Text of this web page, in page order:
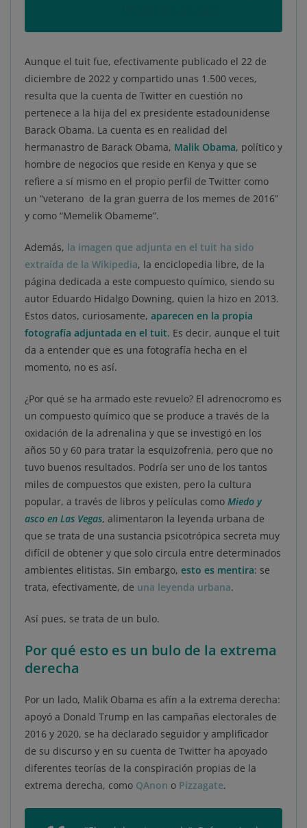
Aunque el tuit fue, efectivamente publicado el 22 de
diciembre de 2022 y compartido unas 1.500 veces,
resulta que la cuenta de Twitter en cuestión no
pertenece a la hija del ex presidente estadounidense
Barack Obama. La cuenta es en realidad del
hermanastro de Barack Obama, Malik Obama, político y
hombre de negocios que reside en Kenya y que se
refiere a sí mismo en el propio perfil de Twitter como
un “veterano de la gran guerra de los memes de 2016”
y como “Memelik Obameme”.
Además, la imagen que adjunta en el tuit ha sido
extraída de la Wikipedia, la enciclopedia libre, de la
página dedicada a este compuesto químico, siendo su
autor Eduardo Hidalgo Downing, quien la hizo en 2013.
Estos datos, curiosamente, aparecen en la propia
fotografía adjuntada en el tuit. Es decir, aunque el tuit
da a entender que es una fotografía hecha en el
momento, no es así.
¿Por qué se ha armado este revuelo? El adrenocromo es
un compuesto químico que se produce a través de la
oxidación de la adrenalina y que se investigó en los
años 50 y 60 para tratar la esquizofrenia, pero que no
tuvo buenos resultados. Podría ser uno de los tantos
miles de compuestos que existen, pero la cultura
popular, a través de libros y películas como Miedo y
asco en Las Vegas, alimentaron la leyenda urbana de
que se trata de una sustancia psicotrópica secreta muy
difícil de obtener y que solo circula entre determinados
ambientes elitistas. Sin embargo, esto es mentira: se
trata, efectivamente, de una leyenda urbana.
Así pues, se trata de un bulo.
Por qué esto es un bulo de la extrema
derecha
Por un lado, Malik Obama es afín a la extrema derecha:
apoyó a Donald Trump en las campañas electorales de
2016 y 2020, se ha declarado seguidor y amplificador
de su discurso y en su cuenta de Twitter ha apoyado
diferentes teorías de la conspiración propias de la
extrema derecha, como QAnon o Pizzagate.